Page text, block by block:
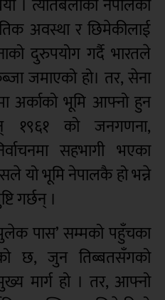
। त्यतिबेलाको नेपालको
अवस्था र छिमेकीलाई
दुरुपयोग गर्दै भारतले
जमाएको हो। तर, सेना
अर्काको भूमि आफ्नो हुन
१९६१ को जनगणना,
सहभागी भएका
यो भूमि नेपालकै हो भन्ने
गर्छन् ।
पास’ सम्मको पहुँचका
छ, जुन तिब्बतसँगको
मार्ग हो । तर, आफ्नो